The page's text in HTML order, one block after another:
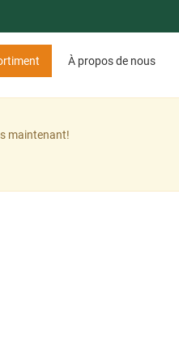
À propos de nous
maintenant!